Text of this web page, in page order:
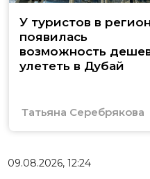
У туристов в
появилась
возможность
улететь в Дубай
Татьяна Серебрякова
09.08.2026, 12:24